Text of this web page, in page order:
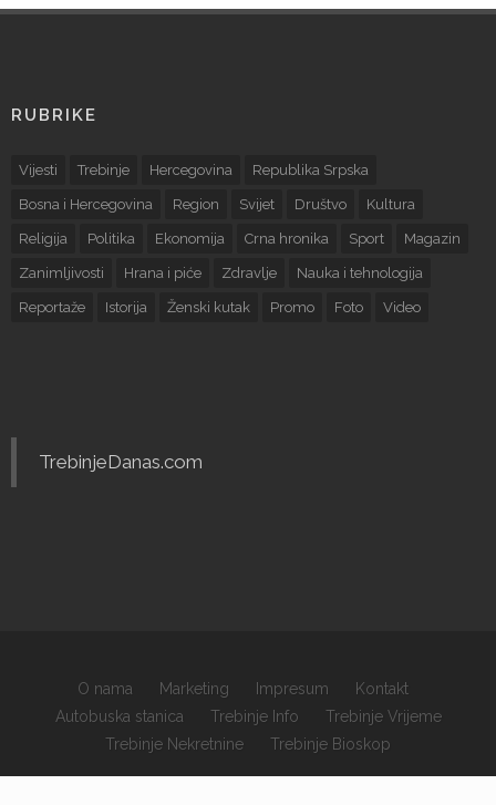
×
RUBRIKE
Vijesti Trebinje Hercegovina Republika Srpska
Bosna i Hercegovina Region Svijet Društvo Kultura
Religija Politika Ekonomija Crna hronika Sport Magazin
Zanimljivosti Hrana i piće Zdravlje Nauka i tehnologija
Reportaže Istorija Ženski kutak Promo Foto Video
TrebinjeDanas.com
O nama Marketing Impresum
Kontakt
Autobuska stanica
Trebinje Info
Trebinje Vrijeme
Trebinje Nekretnine
Trebinje Bioskop